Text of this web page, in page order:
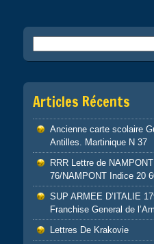
Articles Récents
Ancienne carte scolaire
Antilles. Martinique N 37
RRR Lettre de
76/NAMPONT Indice 20
SUP ARMEE D’ITALIE
Franchise General de
Lettres De Krakovie